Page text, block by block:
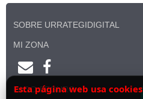
SOBRE URRATEGIDIGITAL
MI ZONA
PAGO SEGURO
Esta página web usa cookies